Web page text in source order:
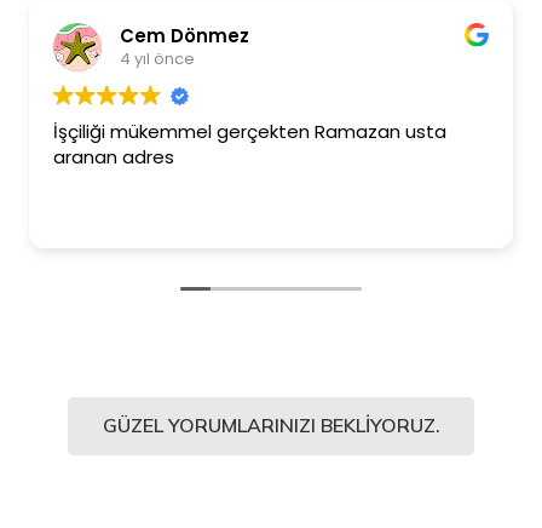
Cem Dönmez
4 yıl önce
İşçiliği mükemmel gerçekten Ramazan usta
aranan adres
GÜZEL YORUMLARINIZI BEKLIYORUZ.